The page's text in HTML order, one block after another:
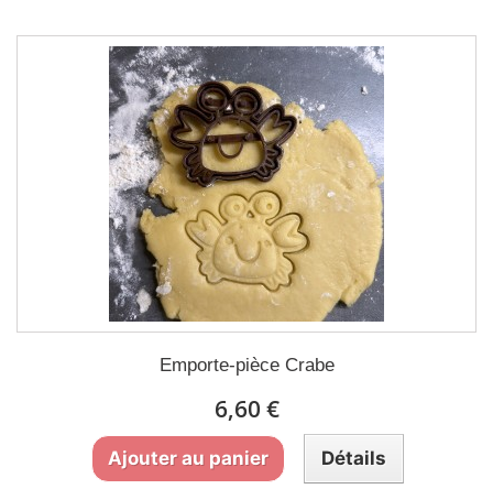
Emporte-pièce Crabe
6,60 €
Ajouter au panier Détails